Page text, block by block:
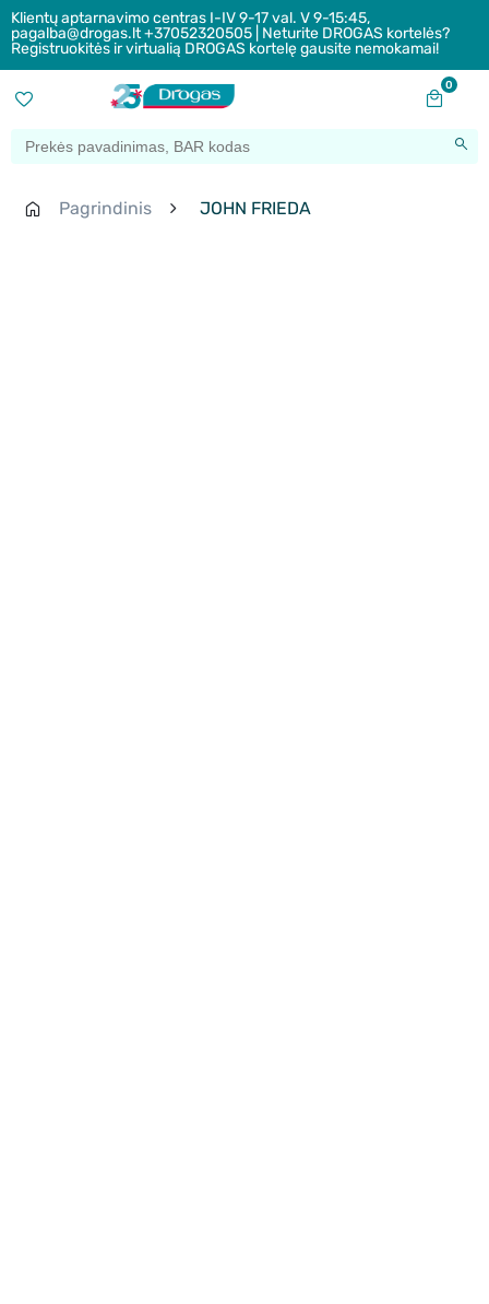
Klientų aptarnavimo centras I-IV 9-17 val. V 9-15:45,
pagalba@drogas.lt +37052320505 | Neturite DROGAS kortelės?
Registruokitės ir virtualią DROGAS kortelę gausite nemokamai!
0
Pagrindinis JOHN FRIEDA